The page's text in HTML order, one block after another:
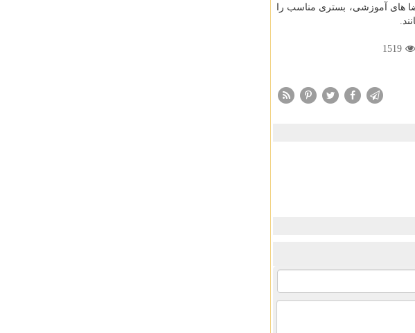
های آموزشی، بستری مناسب را
1519